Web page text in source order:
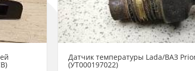
Датчик температуры Lada/ВАЗ
(УТ000197022)